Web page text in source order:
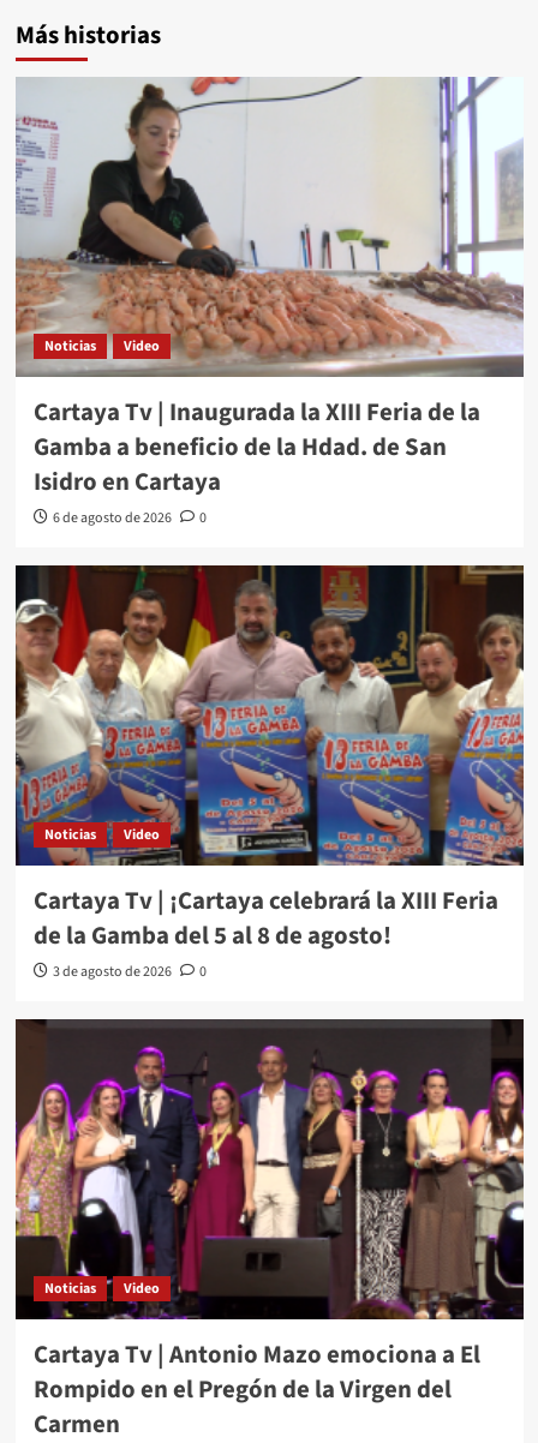
Más historias
Noticias Video
Cartaya Tv | Inaugurada la XIII Feria de la
Gamba a beneficio de la Hdad. de San
Isidro en Cartaya
6 de agosto de 2026 0
Noticias Video
Cartaya Tv | ¡Cartaya celebrará la XIII Feria
de la Gamba del 5 al 8 de agosto!
3 de agosto de 2026 0
Noticias Video
Cartaya Tv | Antonio Mazo emociona a El
Rompido en el Pregón de la Virgen del
Carmen